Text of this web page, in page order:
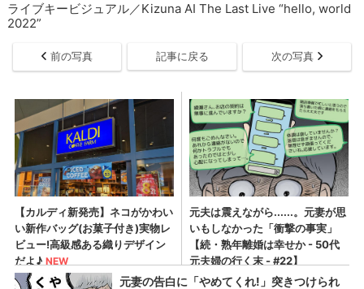
ライブキービジュアル／Kizuna AI The Last Live “hello, world
2022”
前の写真 記事に戻る 次の写真